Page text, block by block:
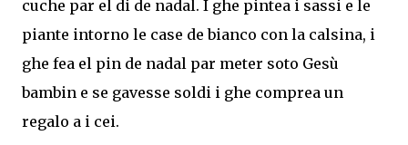
cuche par el di de nadal. I ghe pintea i sassi e le
piante intorno le case de bianco con la calsina, i
ghe fea el pin de nadal par meter soto Gesù
bambin e se gavesse soldi i ghe comprea un
regalo a i cei.